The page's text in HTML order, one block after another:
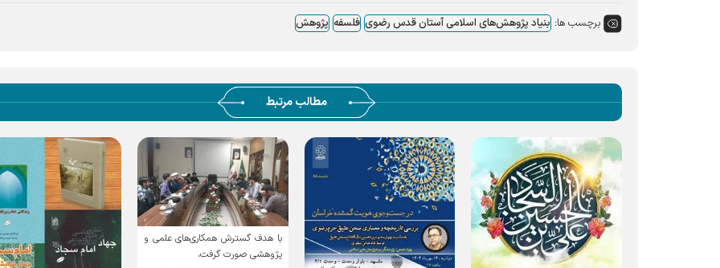
برچسب ها: بنیاد پژوهش‌های اسلامی آستان قدس رضوی فلسفه پژوهش
مطالب مرتبط
با هدف گسترش همکاری‌های علمی و
پژوهشی صورت گرفت،